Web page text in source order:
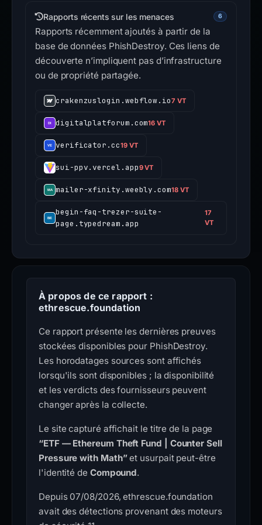
Rapports récents sur les menaces 6
Rapports récemment ajoutés à partir de la
base de données PhishDestroy. Ces liens de
découverte n’impliquent pas d’infrastructure
ou de propriété partagée.
crakenzuslogin.webflow.io7 VT
digitalplatforum.com16 VT
verificator.cc19 VT
sui-ppv.vercel.app9 VT
mailer-xfinity.weebly.com18 VT
begin-faq-trezer-suite-
page.typedream.app
17
VT
À propos de ce rapport :
ethrescue.foundation
Ce rapport présente les dernières preuves
stockées disponibles pour PhishDestroy.
Les horodatages sources sont affichés
lorsqu'ils sont disponibles ; la disponibilité
et les verdicts des fournisseurs peuvent
changer après la collecte.
Le site capturé affichait le titre de la page
“ETF — Ethereum Theft Fund | Counter Sell
Pressure with Math”et usurpait peut-être
l'identité de Compound.
Depuis 07/08/2026, ethrescue.foundation
avait des détections provenant des moteurs